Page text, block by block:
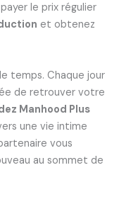
le prix régulier
et obtenez
temps. Chaque jour
de retrouver votre
Manhood Plus
une vie intime
vous
au sommet de